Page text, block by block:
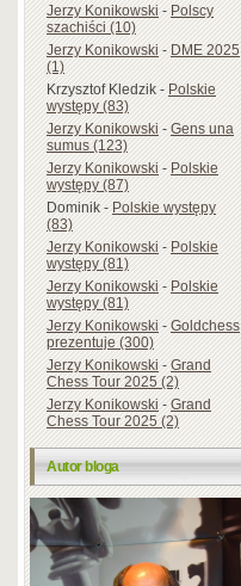
Jerzy Konikowski-Polscy
szachiści (10)
Jerzy Konikowski-DME 2025
(1)
Krzysztof Kledzik-Polskie
występy (83)
Jerzy Konikowski-Gens una
sumus (123)
Jerzy Konikowski-Polskie
występy (87)
Dominik-Polskie występy
(83)
Jerzy Konikowski-Polskie
występy (81)
Jerzy Konikowski-Polskie
występy (81)
Jerzy Konikowski-Goldchess
prezentuje (300)
Jerzy Konikowski-Grand
Chess Tour 2025 (2)
Jerzy Konikowski-Grand
Chess Tour 2025 (2)
Autor bloga